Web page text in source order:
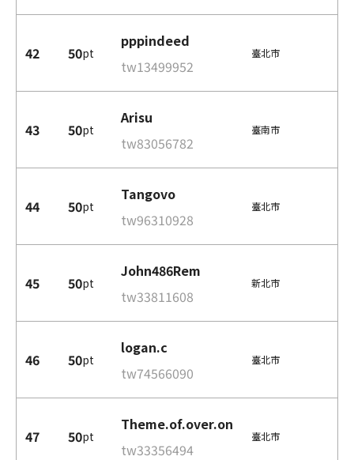
42 50pt
pppindeed
tw13499952
臺北市
43 50pt
Arisu
tw83056782
臺南市
44 50pt
Tangovo
tw96310928
臺北市
45 50pt
John486Rem
tw33811608
新北市
46 50pt
logan.c
tw74566090
臺北市
47 50pt
Theme.of.over.on
tw33356494
臺北市